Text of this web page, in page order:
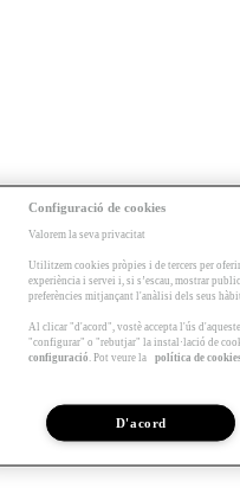
Configuració de cookies
Valorem la seva privacitat
Utilitzem cookies pròpies i de tercers per
experiència i servei i, si s’escau, mostrar
preferències mitjançant l'anàlisi dels seus
Al clicar "d'acord", vostè accepta l'ús
"configurar" o "rebutjar" la instal·lació de
configuració . Pot veure la política de
D'acord